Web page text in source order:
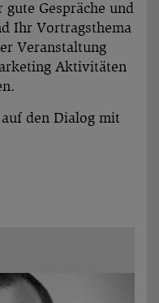
Gespräche und
Ihr Vortragsthema
Veranstaltung
Aktivitäten
den Dialog mit